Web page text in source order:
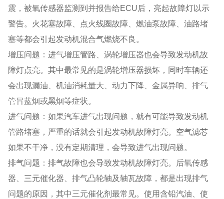
震，被氧传感器监测到并报告给ECU后，亮起故障灯以示
警告。火花塞故障、点火线圈故障、燃油泵故障、油路堵
塞等都会引起发动机混合气燃烧不良。
增压问题：进气增压管路、涡轮增压器也会导致发动机故
障灯点亮。其中最常见的是涡轮增压器损坏，同时车辆还
会出现漏油、机油消耗量大、动力下降、金属异响、排气
管冒蓝烟或黑烟等症状。
进气问题：如果汽车进气出现问题，就有可能导致发动机
管路堵塞，严重的话就会引起发动机故障灯亮。空气滤芯
如果不干净，没有定期清理，会导致进气出现问题。
排气问题：排气故障也会导致发动机故障灯亮。后氧传感
器、三元催化器、排气凸轮轴及轴瓦故障，都是出现排气
问题的原因，其中三元催化剂最常见。使用含铅汽油、使